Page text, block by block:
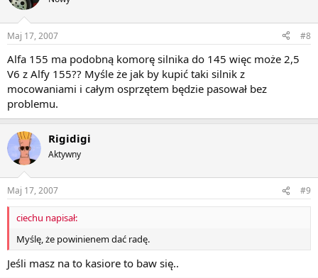
Maj 17, 2007 #8
Alfa 155 ma podobną komorę silnika do 145 więc może 2,5
V6 z Alfy 155?? Myśle że jak by kupić taki silnik z
mocowaniami i całym osprzętem będzie pasował bez
problemu.
Rigidigi
Aktywny
Maj 17, 2007 #9
ciechu napisał:
Myślę, że powinienem dać radę.
Jeśli masz na to kasiore to baw się..